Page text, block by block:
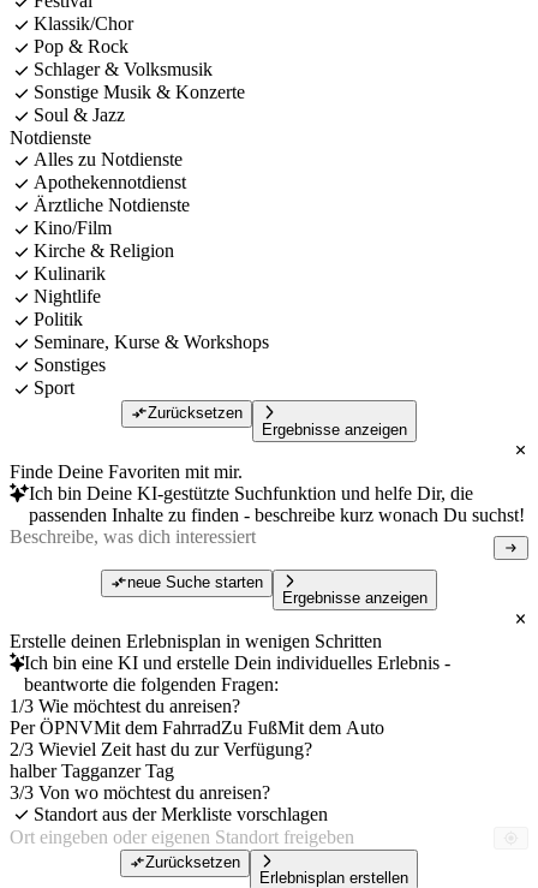
Klassik/Chor
Pop & Rock
Schlager & Volksmusik
Sonstige Musik & Konzerte
Soul & Jazz
Notdienste
Alles zu Notdienste
Apothekennotdienst
Ärztliche Notdienste
Kino/Film
Kirche & Religion
Kulinarik
Nightlife
Politik
Seminare, Kurse & Workshops
Sonstiges
Sport
Zurücksetzen
Ergebnisse anzeigen
Finde Deine Favoriten mit mir.
Ich bin Deine KI-gestützte Suchfunktion und helfe Dir, die
passenden Inhalte zu finden - beschreibe kurz wonach Du suchst!
neue Suche starten
Ergebnisse anzeigen
Erstelle deinen Erlebnisplan in wenigen Schritten
Ich bin eine KI und erstelle Dein individuelles Erlebnis -
beantworte die folgenden Fragen:
1/3 Wie möchtest du anreisen?
Per ÖPNVMit dem FahrradZu FußMit dem Auto
2/3 Wieviel Zeit hast du zur Verfügung?
halber Tagganzer Tag
3/3 Von wo möchtest du anreisen?
Standort aus der Merkliste vorschlagen
Zurücksetzen
Erlebnisplan erstellen